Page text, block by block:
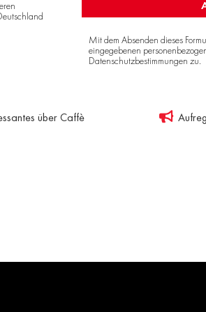
Mit dem Absenden dieses
eingegebenen
Datenschutzbestimmungen zu.
über Caffè